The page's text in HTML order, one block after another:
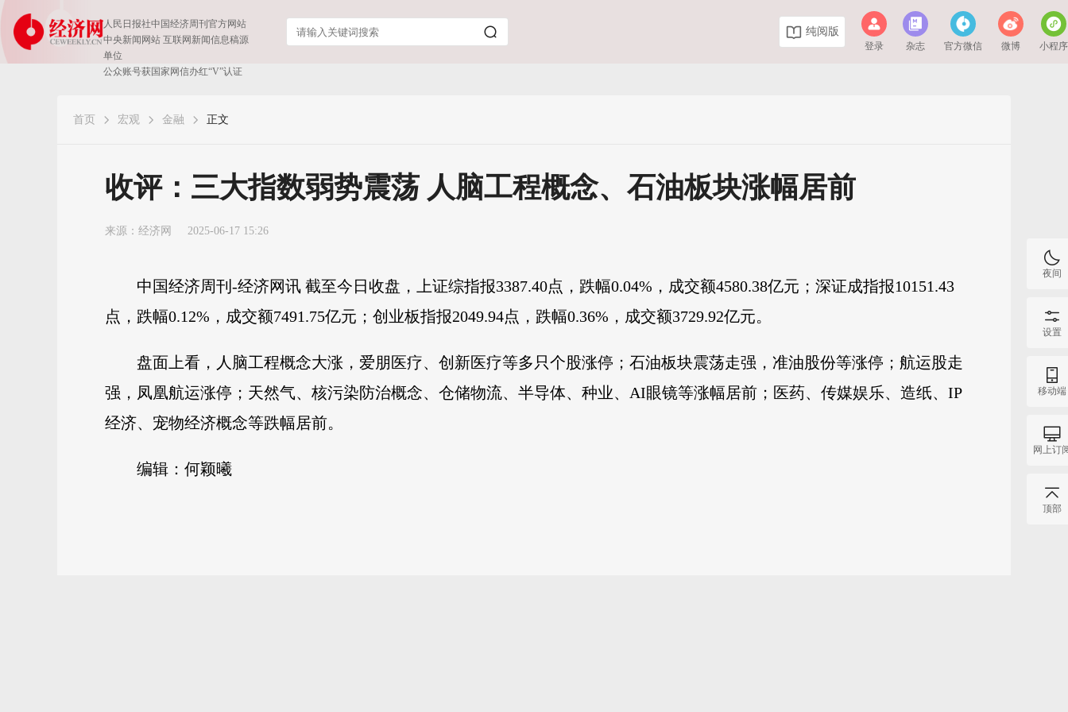
人民日报社中国经济周刊官方网站
中央新闻网站 互联网新闻信息稿源
单位
公众账号获国家网信办红“V”认证
纯阅版
登录 杂志 官方微信 微博 小程序
首页 宏观 金融 正文
收评：三大指数弱势震荡 人脑工程概念、石油板块涨幅居前
来源： 经济网 2025-06-17 15:26
中国经济周刊-经济网讯 截至今日收盘，上证综指报3387.40点，跌幅0.04%，成交额4580.38亿元；深证成指报10151.43
点，跌幅0.12%，成交额7491.75亿元；创业板指报2049.94点，跌幅0.36%，成交额3729.92亿元。
盘面上看，人脑工程概念大涨，爱朋医疗、创新医疗等多只个股涨停；石油板块震荡走强，准油股份等涨停；航运股走
强，凤凰航运涨停；天然气、核污染防治概念、仓储物流、半导体、种业、AI眼镜等涨幅居前；医药、传媒娱乐、造纸、IP
经济、宠物经济概念等跌幅居前。
编辑：何颖曦
夜间
设置
移动端
网上订
顶部